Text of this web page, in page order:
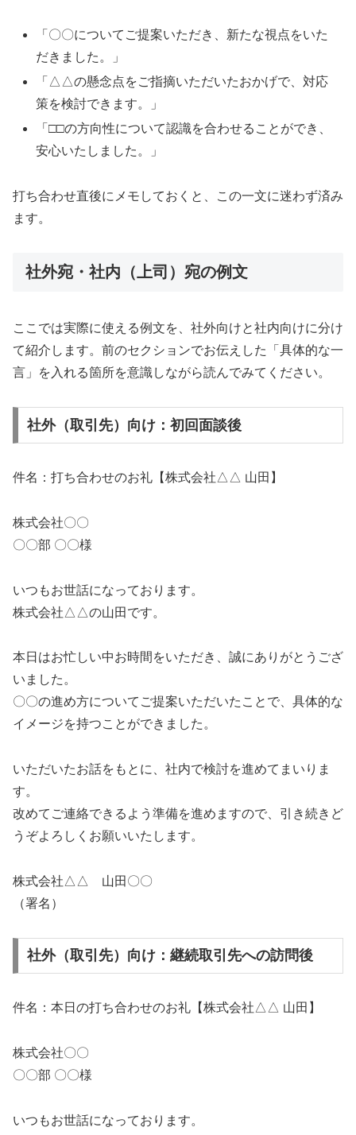
「〇〇についてご提案いただき、新たな視点をいた
だきました。」
「△△の懸念点をご指摘いただいたおかげで、対応
策を検討できます。」
「□□の方向性について認識を合わせることができ、
安心いたしました。」
打ち合わせ直後にメモしておくと、この一文に迷わず済み
ます。
社外宛・社内（上司）宛の例文
ここでは実際に使える例文を、社外向けと社内向けに分け
て紹介します。前のセクションでお伝えした「具体的な一
言」を入れる箇所を意識しながら読んでみてください。
社外（取引先）向け：初回面談後
件名：打ち合わせのお礼【株式会社△△ 山田】
株式会社〇〇
〇〇部 〇〇様
いつもお世話になっております。
株式会社△△の山田です。
本日はお忙しい中お時間をいただき、誠にありがとうござ
いました。
〇〇の進め方についてご提案いただいたことで、具体的な
イメージを持つことができました。
いただいたお話をもとに、社内で検討を進めてまいりま
す。
改めてご連絡できるよう準備を進めますので、引き続きど
うぞよろしくお願いいたします。
株式会社△△ 山田〇〇
（署名）
社外（取引先）向け：継続取引先への訪問後
件名：本日の打ち合わせのお礼【株式会社△△ 山田】
株式会社〇〇
〇〇部 〇〇様
いつもお世話になっております。